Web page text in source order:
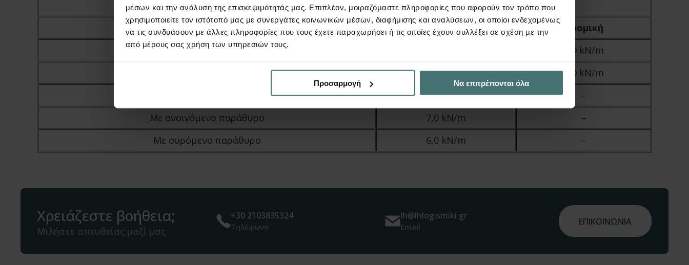
μέσων και την ανάλυση της επισκεψιμότητάς μας. Επιπλέον, μοιραζόμαστε πληροφορίες που αφορούν τον τρόπο που
χρησιμοποιείτε τον ιστότοπό μας με συνεργάτες κοινωνικών μέσων, διαφήμισης και αναλύσεων, οι οποίοι ενδεχομένως
να τις συνδυάσουν με άλλες πληροφορίες που τους έχετε παραχωρήσει ή τις οποίες έχουν συλλέξει σε σχέση με την
από μέρους σας χρήση των υπηρεσιών τους.
Προσαρμογή Να επιτρέπονται όλα
Για Hολ.= 2.80m
Είδος τοιχοποιίας
Μπατική
Δρομική
Πλήρης
6,0 kN/m
5,0 kN/m
3,0 kN/m
4,0 kN/m
–
Με ανοιγόμενο παράθυρο
7,0 kN/m
–
Με συρόμενο παράθυρο
6,0 kN/m –
Χρειάζεστε βοήθεια;
Μιλήστε απευθείας μαζί μας
+30 2103835324
Τηλέφωνο
lh@lhlogismiki.gr
Email ΕΠΙΚΟΙΝΩΝΙΑ